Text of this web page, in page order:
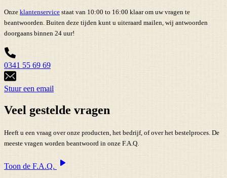
Onze klantenservice staat van 10:00 to 16:00 klaar om uw vragen te
beantwoorden. Buiten deze tijden kunt u uiteraard mailen, wij antwoorden
doorgaans binnen 24 uur!
0341 55 69 69
Stuur een email
Veel gestelde vragen
Heeft u een vraag over onze producten, het bedrijf, of over het bestelproces. De
meeste vragen worden beantwoord in onze F.A.Q.
Toon de F.A.Q.